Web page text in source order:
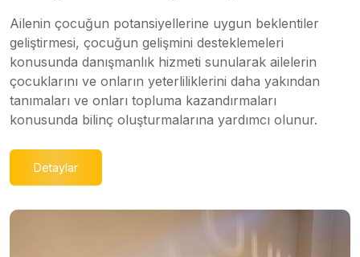
Ailenin çocuğun potansiyellerine uygun beklentiler
geliştirmesi, çocuğun gelişmini desteklemeleri
konusunda danışmanlık hizmeti sunularak ailelerin
çocuklarını ve onların yeterliliklerini daha yakından
tanımaları ve onları topluma kazandırmaları
konusunda bilinç oluşturmalarına yardımcı olunur.
Detaylar